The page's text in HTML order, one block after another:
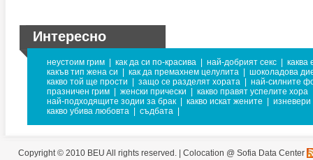
Интересно
неустоим грим как да си по-красива най-добрият секс
каква
какъв тип жена си
как да премахнем целулита
шоколадова
какво той ще прости
защо се разделят хората
най-силните
празничен грим
женски прически какво правят успелите хора
най-подходящите зодии за брак
какво искат жените
какво убива любовта
съдбата
Copyright © 2010 BEU All rights reserved. | Colocation @ Sofia Data Center